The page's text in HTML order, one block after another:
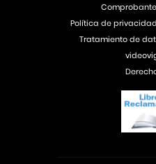
Política de
Tratamiento de